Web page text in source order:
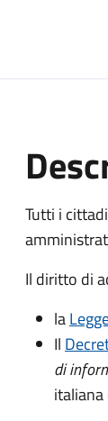
Tutti i
Il diritto di
la
Il
di